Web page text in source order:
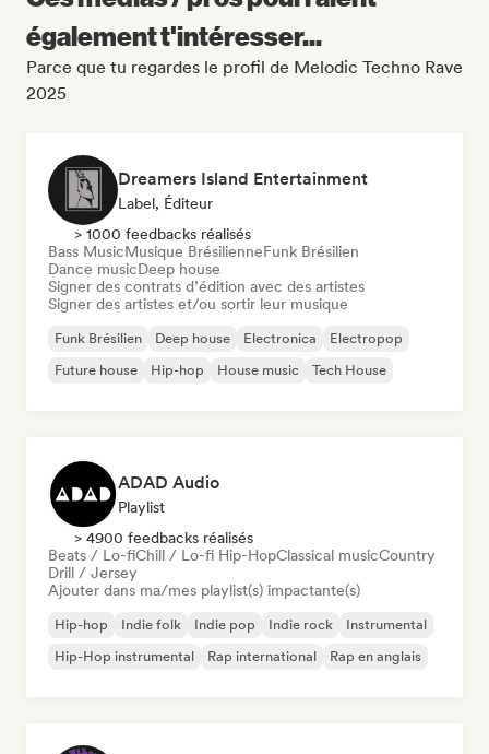
également t'intéresser...
Parce que tu regardes le profil de Melodic Techno Rave
2025
Dreamers Island Entertainment
Label, Éditeur
> 1000 feedbacks réalisés
Bass MusicMusique BrésilienneFunk Brésilien
Dance musicDeep house
Signer des contrats d’édition avec des artistes
Signer des artistes et/ou sortir leur musique
Funk Brésilien Deep house Electronica
Electropop
Future house
Hip-hop House music Tech House
ADAD Audio
Playlist
> 4900 feedbacks réalisés
Beats / Lo-fiChill / Lo-fi Hip-HopClassical musicCountry
Drill / Jersey
Ajouter dans ma/mes playlist(s) impactante(s)
Hip-hop Indie folk Indie pop Indie rock
Instrumental
Hip-Hop instrumental
Rap international Rap en anglais